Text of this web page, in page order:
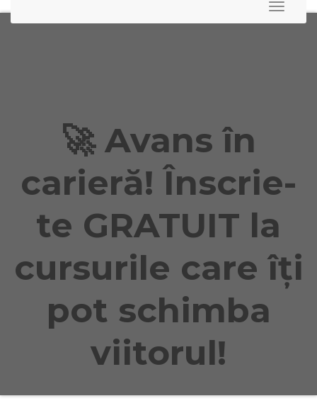
Toggle
🚀 Avans în
carieră! Înscrie-
te GRATUIT la
cursurile care îți
pot schimba
viitorul!